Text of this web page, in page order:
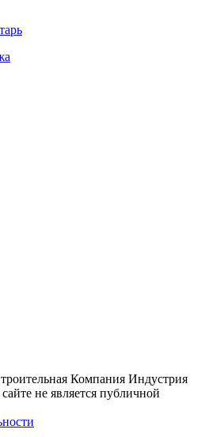
Компания Индустрия
не является публичной